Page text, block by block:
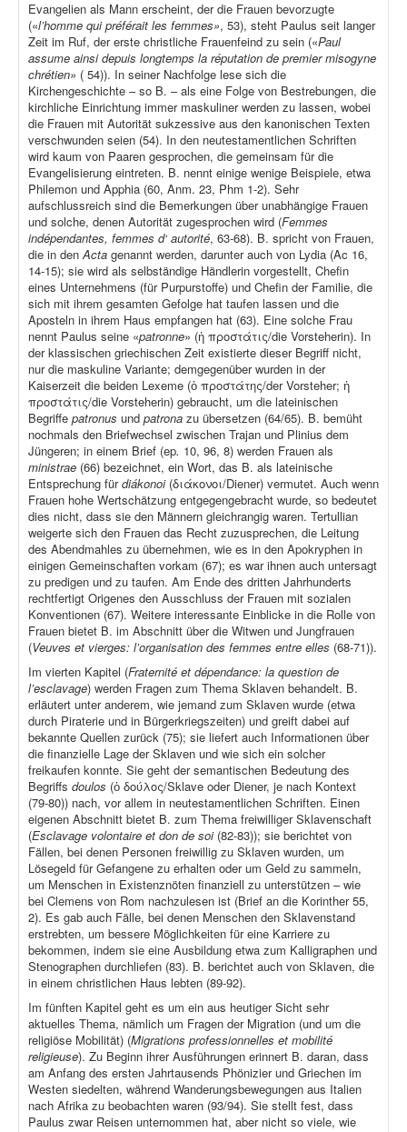
Evangelien als Mann erscheint, der die Frauen bevorzugte
(«l’homme qui préférait les femmes», 53), steht Paulus seit langer
Zeit im Ruf, der erste christliche Frauenfeind zu sein («Paul
assume ainsi depuis longtemps la réputation de premier misogyne
chrétien» ( 54)). In seiner Nachfolge lese sich die
Kirchengeschichte – so B. – als eine Folge von Bestrebungen, die
kirchliche Einrichtung immer maskuliner werden zu lassen, wobei
die Frauen mit Autorität sukzessive aus den kanonischen Texten
verschwunden seien (54). In den neutestamentlichen Schriften
wird kaum von Paaren gesprochen, die gemeinsam für die
Evangelisierung eintreten. B. nennt einige wenige Beispiele, etwa
Philemon und Apphia (60, Anm. 23, Phm 1-2). Sehr
aufschlussreich sind die Bemerkungen über unabhängige Frauen
und solche, denen Autorität zugesprochen wird (Femmes
indépendantes, femmes d‘ autorité, 63-68). B. spricht von Frauen,
die in denActa genannt werden, darunter auch von Lydia (Ac 16,
14-15); sie wird als selbständige Händlerin vorgestellt, Chefin
eines Unternehmens (für Purpurstoffe) und Chefin der Familie, die
sich mit ihrem gesamten Gefolge hat taufen lassen und die
Aposteln in ihrem Haus empfangen hat (63). Eine solche Frau
nennt Paulus seine «patronne» (ἡ προστάτις/die Vorsteherin). In
der klassischen griechischen Zeit existierte dieser Begriff nicht,
nur die maskuline Variante; demgegenüber wurden in der
Kaiserzeit die beiden Lexeme (ὁ προστάτης/der Vorsteher; ἡ
προστάτις/die Vorsteherin) gebraucht, um die lateinischen
Begriffe patronus und patrona zu übersetzen (64/65). B. bemüht
nochmals den Briefwechsel zwischen Trajan und Plinius dem
Jüngeren; in einem Brief (ep. 10, 96, 8) werden Frauen als
ministrae (66) bezeichnet, ein Wort, das B. als lateinische
Entsprechung fürdiákonoi (διάκονοι/Diener) vermutet. Auch wenn
Frauen hohe Wertschätzung entgegengebracht wurde, so bedeutet
dies nicht, dass sie den Männern gleichrangig waren. Tertullian
weigerte sich den Frauen das Recht zuzusprechen, die Leitung
des Abendmahles zu übernehmen, wie es in den Apokryphen in
einigen Gemeinschaften vorkam (67); es war ihnen auch untersagt
zu predigen und zu taufen. Am Ende des dritten Jahrhunderts
rechtfertigt Origenes den Ausschluss der Frauen mit sozialen
Konventionen (67). Weitere interessante Einblicke in die Rolle von
Frauen bietet B. im Abschnitt über die Witwen und Jungfrauen
(Veuves et vierges: l’organisation des femmes entre elles (68-71)).
Im vierten Kapitel (Fraternité et dépendance: la question de
l’esclavage) werden Fragen zum Thema Sklaven behandelt. B.
erläutert unter anderem, wie jemand zum Sklaven wurde (etwa
durch Piraterie und in Bürgerkriegszeiten) und greift dabei auf
bekannte Quellen zurück (75); sie liefert auch Informationen über
die finanzielle Lage der Sklaven und wie sich ein solcher
freikaufen konnte. Sie geht der semantischen Bedeutung des
Begriffs doulos (ὁ δούλος/Sklave oder Diener, je nach Kontext
(79-80)) nach, vor allem in neutestamentlichen Schriften. Einen
eigenen Abschnitt bietet B. zum Thema freiwilliger Sklavenschaft
(Esclavage volontaire et don de soi(82-83)); sie berichtet von
Fällen, bei denen Personen freiwillig zu Sklaven wurden, um
Lösegeld für Gefangene zu erhalten oder um Geld zu sammeln,
um Menschen in Existenznöten finanziell zu unterstützen – wie
bei Clemens von Rom nachzulesen ist (Brief an die Korinther 55,
2). Es gab auch Fälle, bei denen Menschen den Sklavenstand
erstrebten, um bessere Möglichkeiten für eine Karriere zu
bekommen, indem sie eine Ausbildung etwa zum Kalligraphen und
Stenographen durchliefen (83). B. berichtet auch von Sklaven, die
in einem christlichen Haus lebten (89-92).
Im fünften Kapitel geht es um ein aus heutiger Sicht sehr
aktuelles Thema, nämlich um Fragen der Migration (und um die
religiöse Mobilität) (Migrations professionnelles et mobilité
religieuse). Zu Beginn ihrer Ausführungen erinnert B. daran, dass
am Anfang des ersten Jahrtausends Phönizier und Griechen im
Westen siedelten, während Wanderungsbewegungen aus Italien
nach Afrika zu beobachten waren (93/94). Sie stellt fest, dass
Paulus zwar Reisen unternommen hat, aber nicht so viele, wie